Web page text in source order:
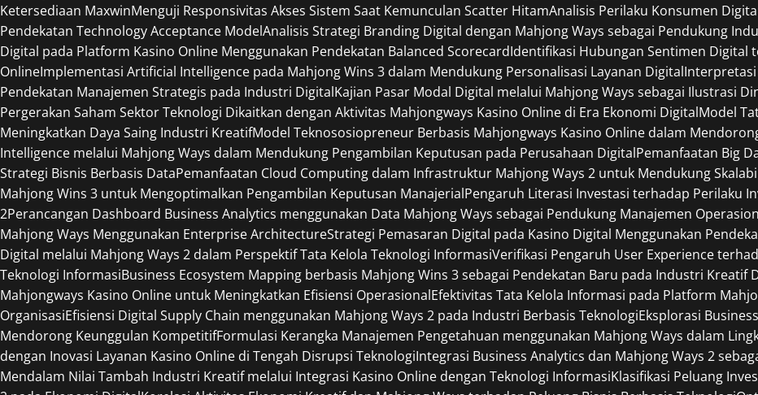
Ketersediaan MaxwinMenguji Responsivitas Akses Sistem Saat Kemunculan Scatter HitamAnalisis Perilaku Konsumen
Pendekatan Technology Acceptance ModelAnalisis Strategi Branding Digital dengan Mahjong Ways sebagai Pendukung
Digital pada Platform Kasino Online Menggunakan Pendekatan Balanced ScorecardIdentifikasi Hubungan Sentimen Digital
OnlineImplementasi Artificial Intelligence pada Mahjong Wins 3 dalam Mendukung Personalisasi Layanan Digital
Pendekatan Manajemen Strategis pada Industri DigitalKajian Pasar Modal Digital melalui Mahjong Ways sebagai Ilustrasi
Pergerakan Saham Sektor Teknologi Dikaitkan dengan Aktivitas Mahjongways Kasino Online di Era Ekonomi DigitalModel
Meningkatkan Daya Saing Industri KreatifModel Teknososiopreneur Berbasis Mahjongways Kasino Online dalam
Intelligence melalui Mahjong Ways dalam Mendukung Pengambilan Keputusan pada Perusahaan DigitalPemanfaatan Big
Strategi Bisnis Berbasis DataPemanfaatan Cloud Computing dalam Infrastruktur Mahjong Ways 2 untuk Mendukung
Mahjong Wins 3 untuk Mengoptimalkan Pengambilan Keputusan ManajerialPengaruh Literasi Investasi terhadap Perilaku
2Perancangan Dashboard Business Analytics menggunakan Data Mahjong Ways sebagai Pendukung Manajemen
Mahjong Ways Menggunakan Enterprise ArchitectureStrategi Pemasaran Digital pada Kasino Digital Menggunakan
Digital melalui Mahjong Ways 2 dalam Perspektif Tata Kelola Teknologi InformasiVerifikasi Pengaruh User Experience
Teknologi InformasiBusiness Ecosystem Mapping berbasis Mahjong Wins 3 sebagai Pendekatan Baru pada Industri Kreatif
Mahjongways Kasino Online untuk Meningkatkan Efisiensi OperasionalEfektivitas Tata Kelola Informasi pada Platform
OrganisasiEfisiensi Digital Supply Chain menggunakan Mahjong Ways 2 pada Industri Berbasis TeknologiEksplorasi
Mendorong Keunggulan KompetitifFormulasi Kerangka Manajemen Pengetahuan menggunakan Mahjong Ways dalam
dengan Inovasi Layanan Kasino Online di Tengah Disrupsi TeknologiIntegrasi Business Analytics dan Mahjong Ways 2
Mendalam Nilai Tambah Industri Kreatif melalui Integrasi Kasino Online dengan Teknologi InformasiKlasifikasi Peluang